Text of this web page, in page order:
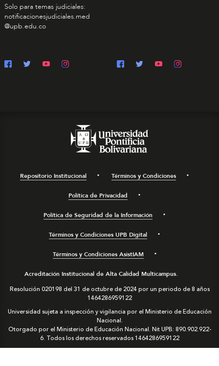
Solo para temas judiciales:
notificacionesjudiciales.med
@upb.edu.co
Repositorio Institucional Términos y Condiciones
Política de Privacidad
Política de Seguridad de la Información
Términos y Condiciones UPB Digital
Términos y Condiciones AsistIAM
Acreditación Institucional de Alta Calidad Multicampus.
Resolución 020198 del 31 de octubre de 2024 por un periodo de 8 años
1464286959122
Universidad sujeta a inspección y vigilancia por el Ministerio de Educación
Nacional.
Otorgado por el Ministerio de Educación Nacional. Nit UPB: 890.902.922-
6. Todos los derechos reservados1464286959122